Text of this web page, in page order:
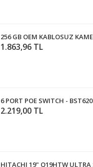
1.863,96 TL
6 PORT POE SWITCH - BST620
2.219,00 TL